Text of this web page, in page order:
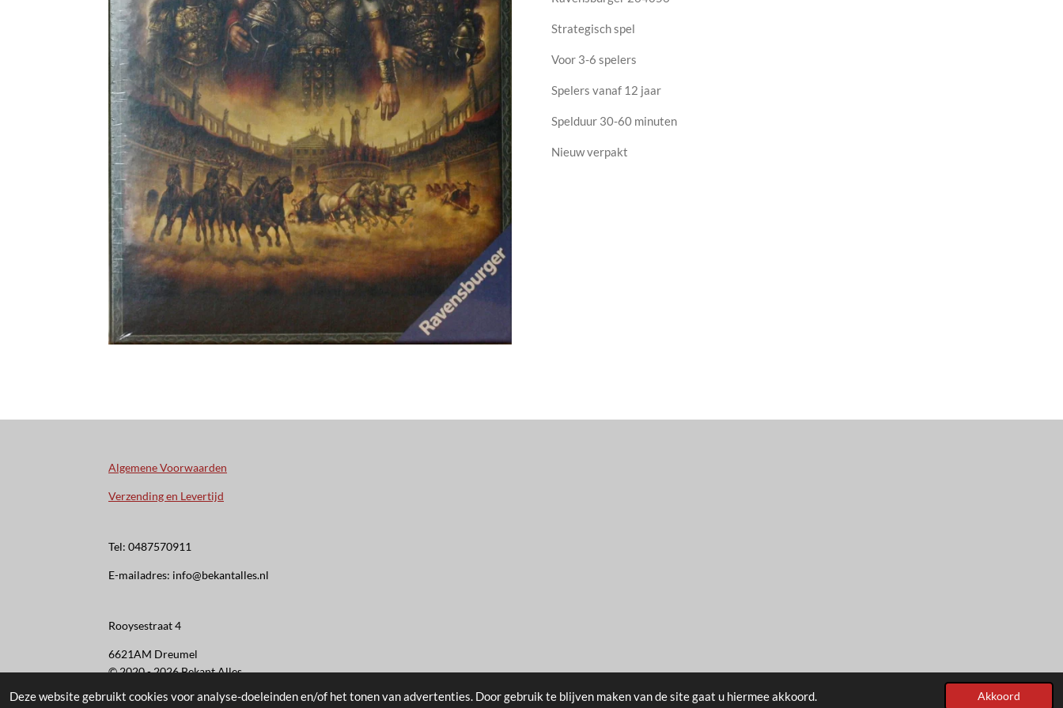
Deze website gebruikt cookies voor analyse-doeleinden en/of het tonen van advertenties. Door gebruik te blijven maken van de site gaat u hiermee akkoord. Akkoord
Strategisch spel
Voor 3-6 spelers
Spelers vanaf 12 jaar
Spelduur 30-60 minuten
Nieuw verpakt
Algemene Voorwaarden
Verzending en Levertijd
Tel: 0487570911
E-mailadres: info@bekantalles.nl
Rooysestraat 4
6621AM Dreumel
© 2020 - 2026 Bekant Alles